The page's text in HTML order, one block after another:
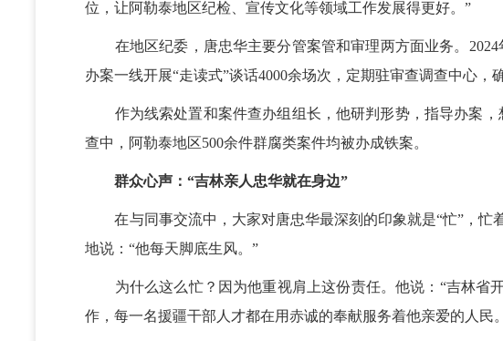
位，让阿勒泰地区纪检、宣传文化等领域工作发展得更好。”
在地区纪委，唐忠华主要分管案管和审理两方面业务。2024
办案一线开展“走读式”谈话4000余场次，定期驻审查调查中心，
作为线索处置和案件查办组组长，他研判形势，指导办案，
查中，阿勒泰地区500余件群腐类案件均被办成铁案。
群众心声：“吉林亲人忠华就在身边”
在与同事交流中，大家对唐忠华最深刻的印象就是“忙”，忙
地说：“他每天脚底生风。”
为什么这么忙？因为他重视肩上这份责任。他说：“吉林省
作，每一名援疆干部人才都在用赤诚的奉献服务着他亲爱的人民